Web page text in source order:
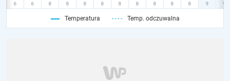
Temperatura Temp. odczuwalna